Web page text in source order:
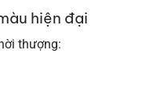
hiện đại
thượng: